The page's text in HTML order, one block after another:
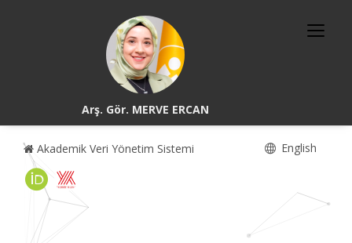
Arş. Gör. MERVE ERCAN
Akademik Veri Yönetim Sistemi English